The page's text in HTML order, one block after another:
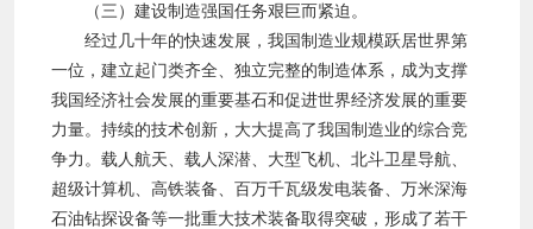
（三）建设制造强国任务艰巨而紧迫。
经过几十年的快速发展，我国制造业规模跃居世界第
一位，建立起门类齐全、独立完整的制造体系，成为支撑
我国经济社会发展的重要基石和促进世界经济发展的重要
力量。持续的技术创新，大大提高了我国制造业的综合竞
争力。载人航天、载人深潜、大型飞机、北斗卫星导航、
超级计算机、高铁装备、百万千瓦级发电装备、万米深海
石油钻探设备等一批重大技术装备取得突破，形成了若干